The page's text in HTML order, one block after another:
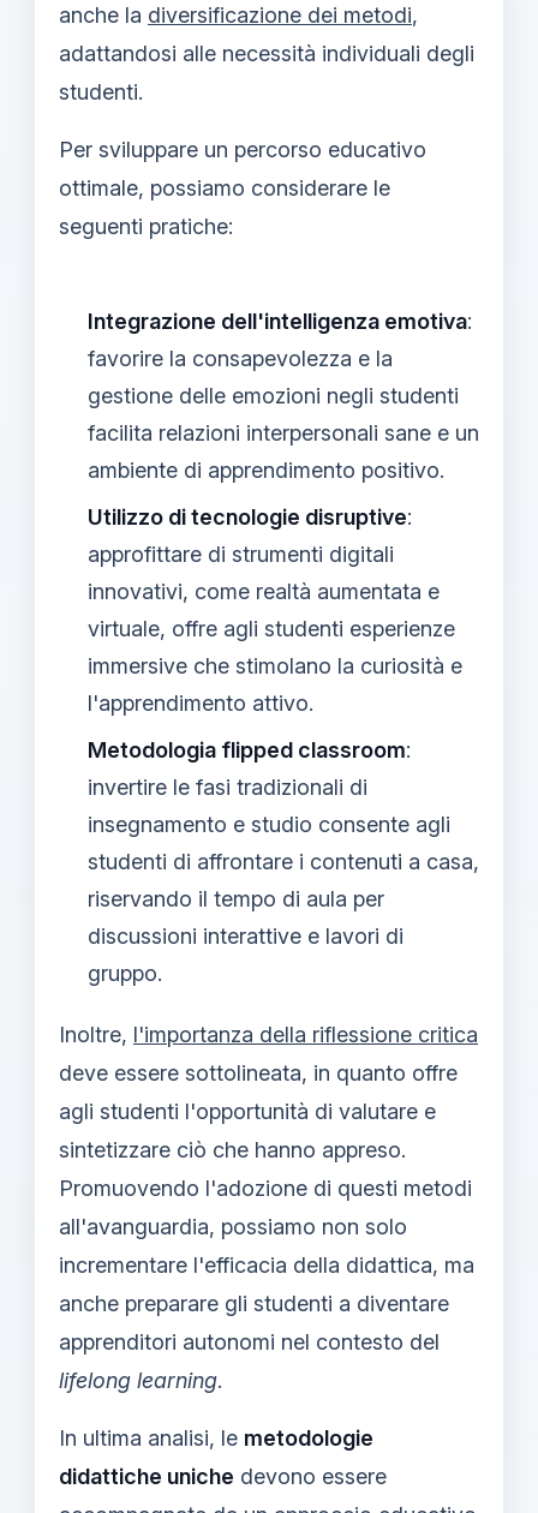
anche la diversificazione dei metodi,
adattandosi alle necessità individuali degli
studenti.
Per sviluppare un percorso educativo
ottimale, possiamo considerare le
seguenti pratiche:
Integrazione dell'intelligenza emotiva:
favorire la consapevolezza e la
gestione delle emozioni negli studenti
facilita relazioni interpersonali sane e un
ambiente di apprendimento positivo.
Utilizzo di tecnologie disruptive:
approfittare di strumenti digitali
innovativi, come realtà aumentata e
virtuale, offre agli studenti esperienze
immersive che stimolano la curiosità e
l'apprendimento attivo.
Metodologia flipped classroom:
invertire le fasi tradizionali di
insegnamento e studio consente agli
studenti di affrontare i contenuti a casa,
riservando il tempo di aula per
discussioni interattive e lavori di
gruppo.
Inoltre, l'importanza della riflessione critica
deve essere sottolineata, in quanto offre
agli studenti l'opportunità di valutare e
sintetizzare ciò che hanno appreso.
Promuovendo l'adozione di questi metodi
all'avanguardia, possiamo non solo
incrementare l'efficacia della didattica, ma
anche preparare gli studenti a diventare
apprenditori autonomi nel contesto del
lifelong learning.
In ultima analisi, le metodologie
didattiche uniche devono essere